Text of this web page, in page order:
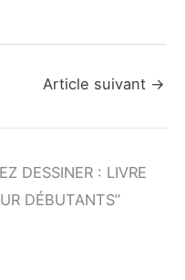
Article suivant →
DESSINER : LIVRE
DÉBUTANTS”